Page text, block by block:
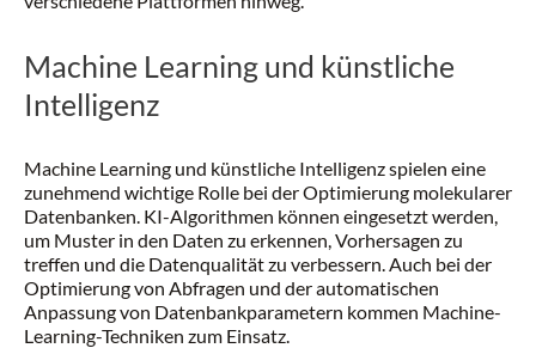
Machine Learning und künstliche
Intelligenz
Machine Learning und künstliche Intelligenz spielen eine
zunehmend wichtige Rolle bei der Optimierung molekularer
Datenbanken. KI-Algorithmen können eingesetzt werden,
um Muster in den Daten zu erkennen, Vorhersagen zu
treffen und die Datenqualität zu verbessern. Auch bei der
Optimierung von Abfragen und der automatischen
Anpassung von Datenbankparametern kommen Machine-
Learning-Techniken zum Einsatz.